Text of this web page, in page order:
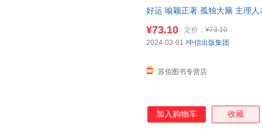
好运 喻颖正著 孤独大脑 主理
单，本店所有商品均可开票
¥73.10 定价： ¥73.10
苏佰图书专营店
2024-02-01 /中信出版集团
加入购物车 收藏